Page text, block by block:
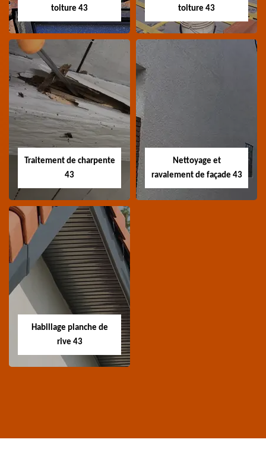
toiture 43
Devis nettoyage de
toiture 43
Devis nettoyage de
toiture 43 Haute-Loire
toiture 43
toiture 43
Devis réparation de
toiture 43 Haute-Loire
Traitement de charpente
43
Traitement de
charpente 43
Spécialiste en
traitement de
Loire
Nettoyage et
ravalement de façade 43
Habillage planche de
rive 43
de rive 43